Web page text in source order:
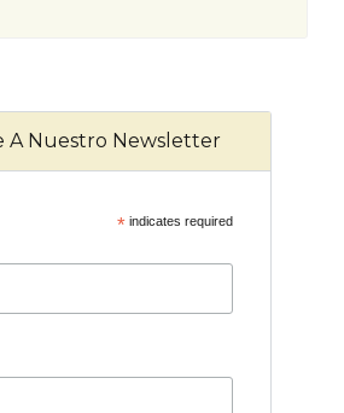
A Nuestro Newsletter
*indicates required